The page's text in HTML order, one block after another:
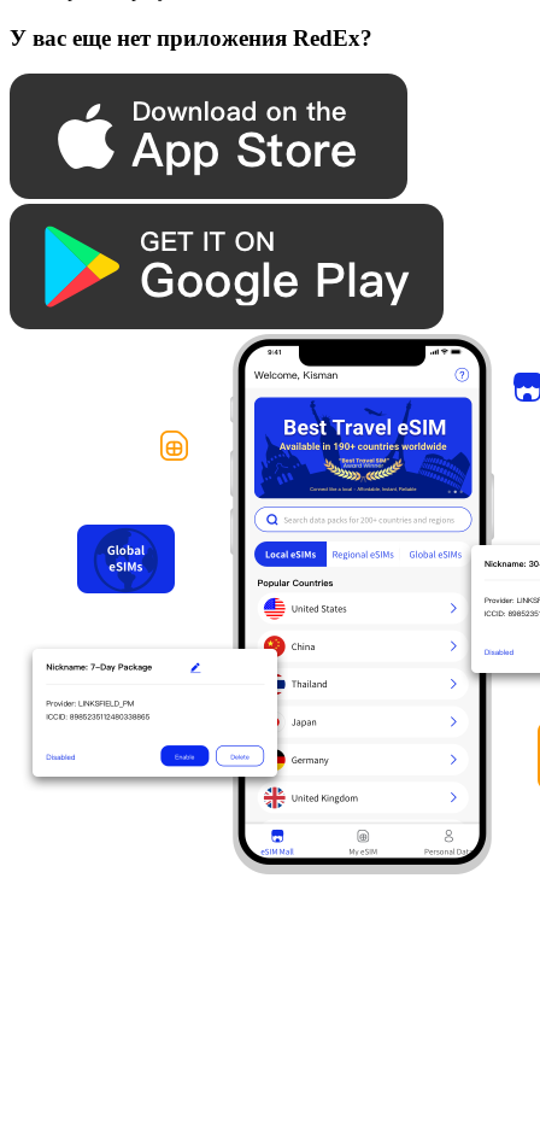
У вас еще нет приложения RedEx?